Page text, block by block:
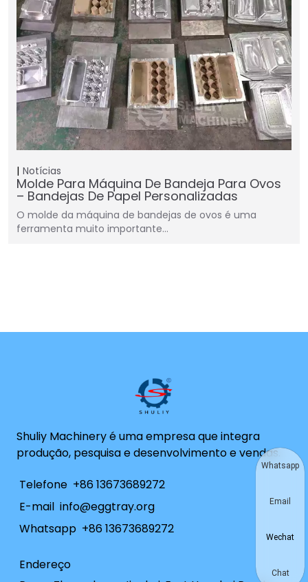
Notícias
Molde Para Máquina De Bandeja Para Ovos
– Bandejas De Papel Personalizadas
O molde da máquina de bandejas de ovos é uma
ferramenta muito importante…
Shuliy Machinery é uma empresa que integra
produção, pesquisa e desenvolvimento e vendas.
Telefone +86 13673689272
E-mail info@eggtray.org
Whatsapp +86 13673689272
Endereço
Whatsapp
Email
Wechat
Chat